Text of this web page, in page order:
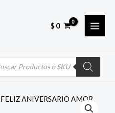
$0
Quantity